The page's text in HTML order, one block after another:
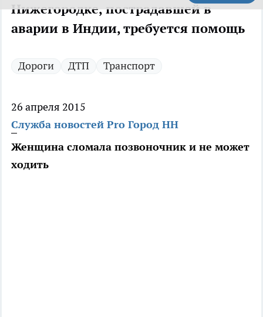
Нижегородке, пострадавшей в
аварии в Индии, требуется помощь
Дороги ДТП Транспорт
26 апреля 2015
Служба новостей Pro Город НН
Женщина сломала позвоночник и не может
ходить